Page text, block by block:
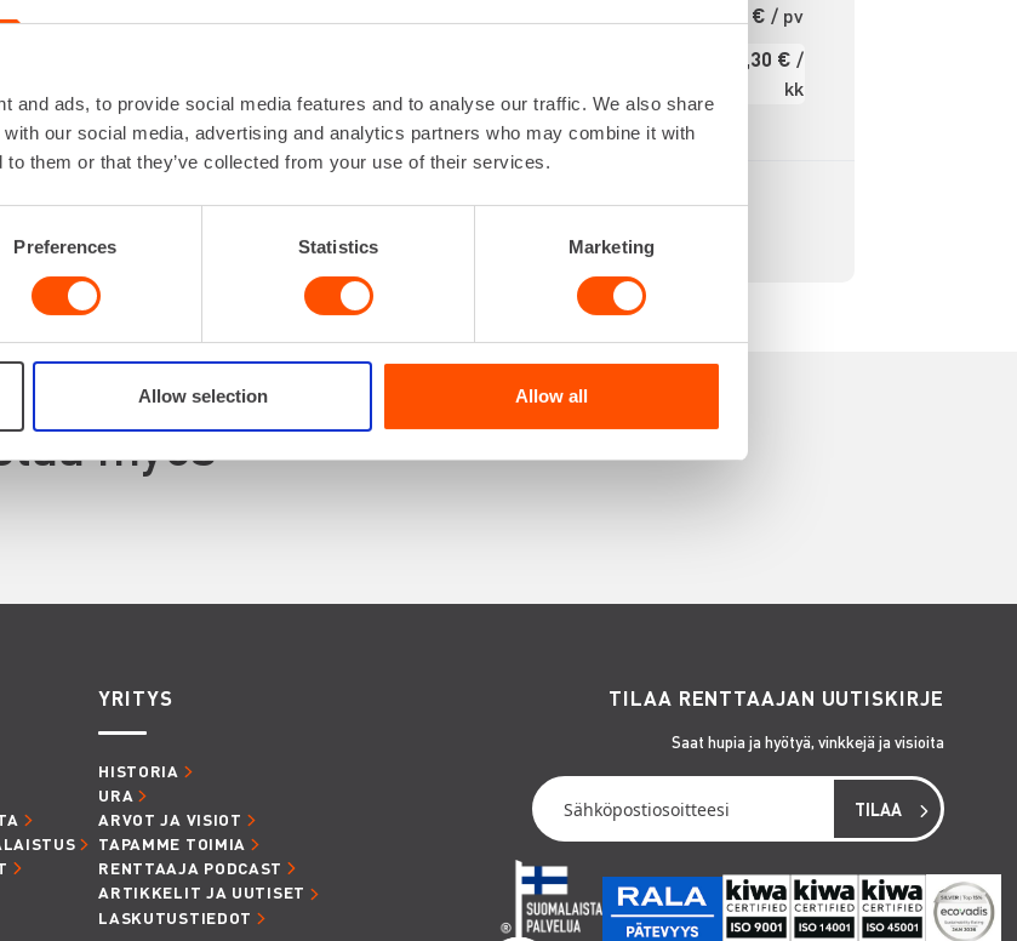
and ads, to provide social media features and to analyse our traffic. We also share
our social media, advertising and analytics partners who may combine it with
to them or that they’ve collected from your use of their services.
Preferences Statistics Marketing
Allow selection Allow all
nostokorvilla.
Paino
Lataa lisää
? 7,72 € / pv
132,30 € /
kk
myös
YRITYS
HISTORIA
URA
ARVOT JA VISIOT
TAPAMME TOIMIA
RENTTAAJA PODCAST
ARTIKKELIT JA UUTISET
LASKUTUSTIEDOT
TILAA RENTTAAJAN UUTISKIRJE
Saat hupia ja hyötyä, vinkkejä ja visioita